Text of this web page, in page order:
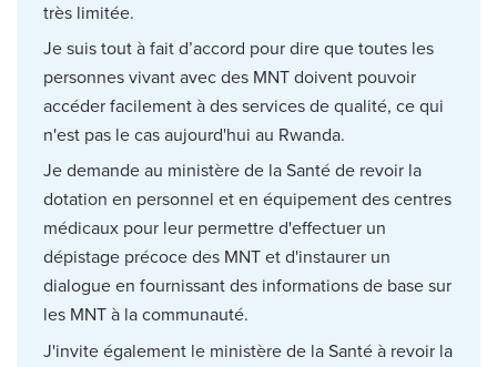
très limitée.
Je suis tout à fait d’accord pour dire que toutes les
personnes vivant avec des MNT doivent pouvoir
accéder facilement à des services de qualité, ce qui
n'est pas le cas aujourd'hui au Rwanda.
Je demande au ministère de la Santé de revoir la
dotation en personnel et en équipement des centres
médicaux pour leur permettre d'effectuer un
dépistage précoce des MNT et d'instaurer un
dialogue en fournissant des informations de base sur
les MNT à la communauté.
J'invite également le ministère de la Santé à revoir la